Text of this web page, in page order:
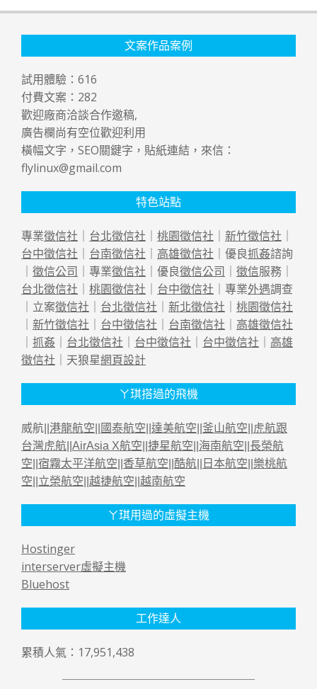
文案作品案例
試用體驗： 616
付費文案： 282
歡迎廠商洽談合作邀稿,
廣告欄尚有空位歡迎利用
橫幅文字，SEO關鍵字，貼紙連結，來信：
flylinux@gmail.com
特色站點
專業徵信社 台北徵信社 桃園徵信社 新竹徵信社
台中徵信社
台南徵信社 高雄徵信社 ｜優良抓姦諮詢
徵信公司 ｜專業徵信社 ｜優良徵信公司 徵信服務｜
台北徵信社
桃園徵信社 台中徵信社 ｜專業外遇調查
｜立案徵信社 台北徵信社 新北徵信社
桃園徵信社
新竹徵信社 台中徵信社 台南徵信社
高雄徵信社
抓姦 台北徵信社 台中徵信社 台中徵信社
高雄
徵信社 ｜天狼星網頁設計
ㄚ琪搭過的飛機
威航|| 港龍航空 國泰航空 達美航空 釜山航空
虎航跟
台灣虎航 AirAsia X航空 捷星航空 海南航空 長榮航
空 宿霧太平洋航空 香草航空 酷航 日本航空 樂桃航
空 立榮航空 越捷航空 越南航空
ㄚ琪用過的虛擬主機
Hostinger
interserver虛擬主機
Bluehost
工作達人
累積人氣：17,951,438